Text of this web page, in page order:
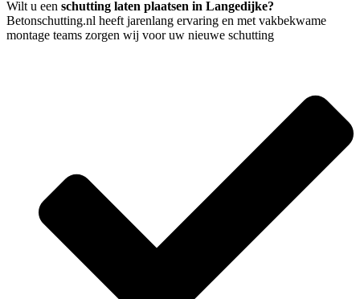
Wilt u een schutting laten plaatsen in Langedijke?
Betonschutting.nl heeft jarenlang ervaring en met vakbekwame
montage teams zorgen wij voor uw nieuwe schutting